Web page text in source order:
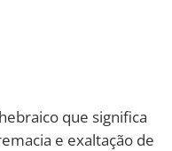
que significa
e exaltação de